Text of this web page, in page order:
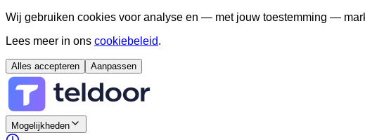
Wij gebruiken cookies voor analyse en — met jouw toestemming —
Lees meer in ons cookiebeleid.
Alles accepteren Aanpassen
Mogelijkheden